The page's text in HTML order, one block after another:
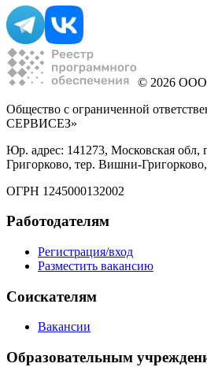
© 2026
Общество с ограниченной
СЕРВИСЕЗ»
Юр. адрес: 141273, Московская обл,
Григорково, тер. Вишни-Григорково,
ОГРН 1245000132002
Работодателям
Регистрация/вход
Разместить вакансию
Соискателям
Вакансии
Образовательным